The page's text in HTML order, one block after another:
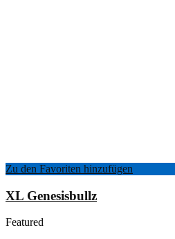
Zu den Favoriten hinzufügen
XL Genesisbullz
Featured